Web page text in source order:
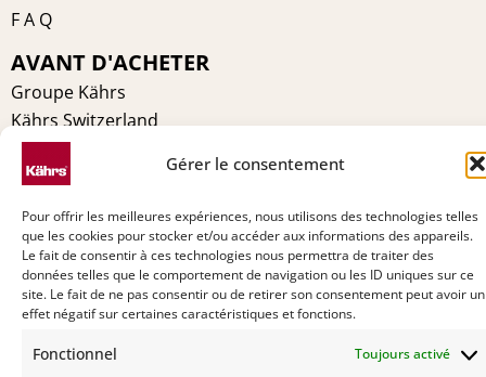
Gérer le consentement
Pour offrir les meilleures expériences, nous utilisons des technologies telles
que les cookies pour stocker et/ou accéder aux informations des appareils.
Le fait de consentir à ces technologies nous permettra de traiter des
données telles que le comportement de navigation ou les ID uniques sur ce
site. Le fait de ne pas consentir ou de retirer son consentement peut avoir un
effet négatif sur certaines caractéristiques et fonctions.
Fonctionnel Toujours activé
F A Q
AVANT D'ACHETER
Groupe Kährs
Kährs Switzerland
Environnement
Certifications
Contact